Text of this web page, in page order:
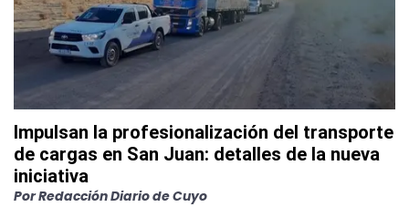
Impulsan la profesionalización del transporte
de cargas en San Juan: detalles de la nueva
iniciativa
PorRedacción Diario de Cuyo